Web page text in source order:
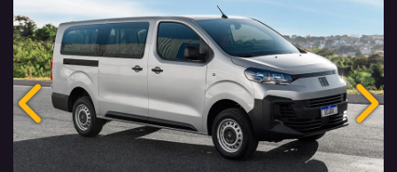
Anterior